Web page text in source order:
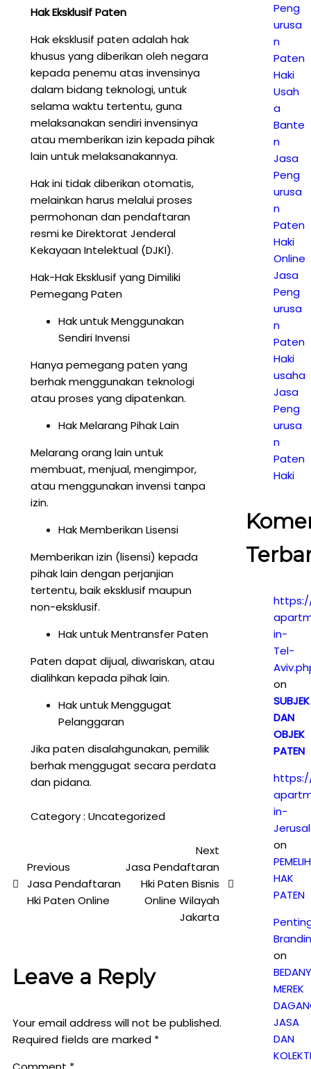
Hak Eksklusif Paten
Hak eksklusif paten adalah hak
khusus yang diberikan oleh negara
kepada penemu atas invensinya
dalam bidang teknologi, untuk
selama waktu tertentu, guna
melaksanakan sendiri invensinya
atau memberikan izin kepada pihak
lain untuk melaksanakannya.
Hak ini tidak diberikan otomatis,
melainkan harus melalui proses
permohonan dan pendaftaran
resmi ke Direktorat Jenderal
Kekayaan Intelektual (DJKI).
Hak-Hak Eksklusif yang Dimiliki
Pemegang Paten
Hak untuk Menggunakan
Sendiri Invensi
Hanya pemegang paten yang
berhak menggunakan teknologi
atau proses yang dipatenkan.
Hak Melarang Pihak Lain
Melarang orang lain untuk
membuat, menjual, mengimpor,
atau menggunakan invensi tanpa
izin.
Hak Memberikan Lisensi
Memberikan izin (lisensi) kepada
pihak lain dengan perjanjian
tertentu, baik eksklusif maupun
non-eksklusif.
Hak untuk Mentransfer Paten
Paten dapat dijual, diwariskan, atau
dialihkan kepada pihak lain.
Hak untuk Menggugat
Pelanggaran
Jika paten disalahgunakan, pemilik
berhak menggugat secara perdata
dan pidana.
Category : Uncategorized
Previous
Jasa Pendaftaran
Hki Paten Online
Next
Jasa Pendaftaran
Hki Paten Bisnis
Online Wilayah
Jakarta
Leave a Reply
Your email address will not be published.
Required fields are marked *
Peng
urusa
n
Paten
Haki
Usah
a
Bante
n
Jasa
Peng
urusa
n
Paten
Haki
Online
Jasa
Peng
urusa
n
Paten
Haki
usaha
Jasa
Peng
urusa
n
Paten
Haki
in-
Tel-
on
SUBJEK
DAN
OBJEK
PATEN
in-
on
HAK
PATEN
on
MEREK
JASA
DAN